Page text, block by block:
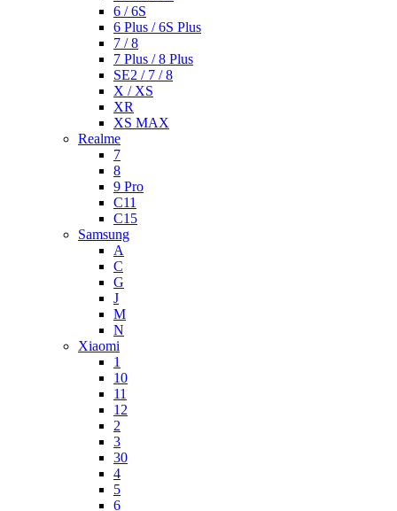
6 / 6S
6 Plus / 6S Plus
7 / 8
7 Plus / 8 Plus
SE2 / 7 / 8
X / XS
XR
XS MAX
Realme
7
8
9 Pro
C11
C15
Samsung
A
C
G
J
M
N
Xiaomi
1
10
11
12
2
3
30
4
5
6